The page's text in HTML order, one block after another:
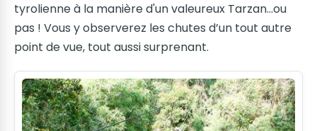
tyrolienne à la manière d'un valeureux Tarzan...ou
pas ! Vous y observerez les chutes d’un tout autre
point de vue, tout aussi surprenant.